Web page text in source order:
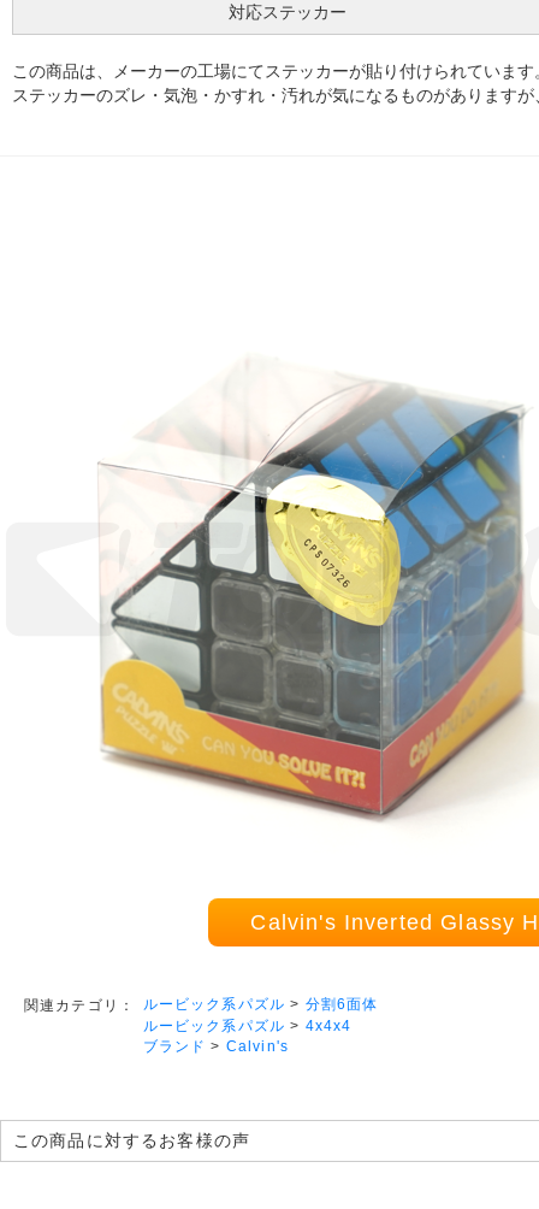
対応ステッカー
この商品は、メーカーの工場にてステッカーが貼り付けられています
ステッカーのズレ・気泡・かすれ・汚れが気になるものがあります
Calvin's Inverted Glassy
関連カテゴリ： ルービック系パズル > 分割6面体
ルービック系パズル > 4x4x4
ブランド > Calvin's
この商品に対するお客様の声